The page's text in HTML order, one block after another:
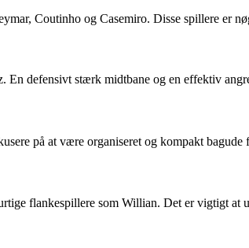
Coutinho og Casemiro. Disse spillere er
defensivt stærk midtbane og en effektiv
på at være organiseret og kompakt bagude
flankespillere som Willian. Det er vigtigt at